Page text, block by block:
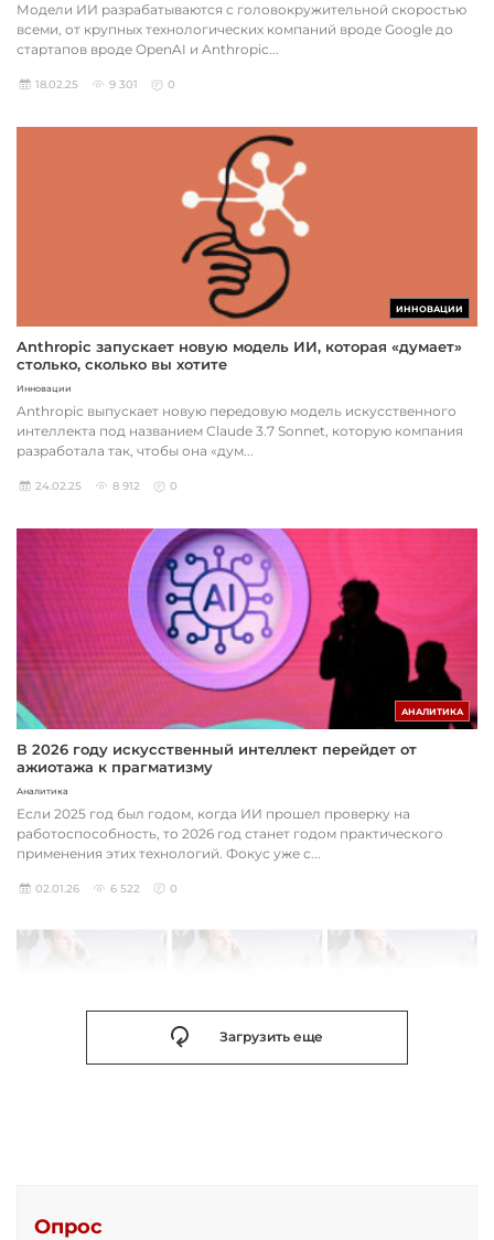
Модели ИИ разрабатываются с головокружительной скоростью
всеми, от крупных технологических компаний вроде Google до
стартапов вроде OpenAI и Anthropic...
18.02.25 9 301 0
ИННОВАЦИИ
Anthropic запускает новую модель ИИ, которая «думает»
столько, сколько вы хотите
Инновации
Anthropic выпускает новую передовую модель искусственного
интеллекта под названием Claude 3.7 Sonnet, которую компания
разработала так, чтобы она «дум...
24.02.25 8 912 0
АНАЛИТИКА
В 2026 году искусственный интеллект перейдет от
ажиотажа к прагматизму
Аналитика
Если 2025 год был годом, когда ИИ прошел проверку на
работоспособность, то 2026 год станет годом практического
применения этих технологий. Фокус уже с...
02.01.26 6 522 0
Загрузить еще
Опрос